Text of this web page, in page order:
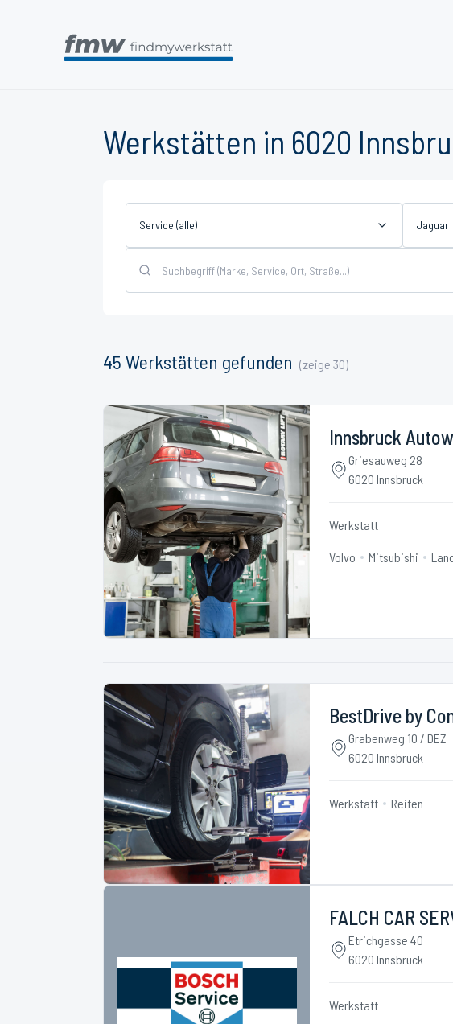
Werkstätten in 6020
Service (alle) Jaguar
45 Werkstätten gefunden (zeige 30)
Innsbruck
Griesauweg 28
6020 Innsbruck
Werkstatt
Volvo Mitsubishi
BestDrive by
Grabenweg 10 / DEZ
6020 Innsbruck
Werkstatt Reifen
FALCH CAR
Etrichgasse 40
6020 Innsbruck
Werkstatt